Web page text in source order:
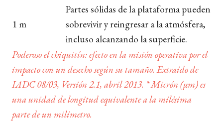
1 m
Partes sólidas de la plataforma pueden
sobrevivir y reingresar a la atmósfera,
incluso alcanzando la superficie.
Poderoso el chiquitín: efecto en la misión operativa por el
impacto con un desecho según su tamaño. Extraído de
IADC 08/03, Versión 2.1, abril 2013. * Micrón (μm) es
una unidad de longitud equivalente a la milésima
parte de un milímetro.